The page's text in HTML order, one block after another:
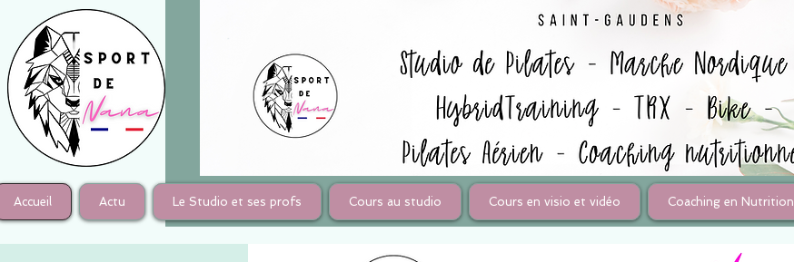
Accueil Actu Le Studio et ses profs Cours au studio Cours en visio et vidéo Coaching en Nutrition